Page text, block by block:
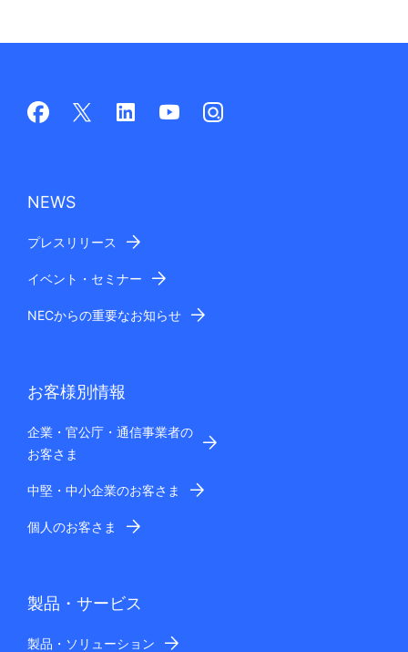
NEWS
プレスリリース
イベント・セミナー
NECからの重要なお知らせ
お客様別情報
企業・官公庁・通信事業者の
お客さま
中堅・中小企業のお客さま
個人のお客さま
製品・サービス
製品・ソリューション